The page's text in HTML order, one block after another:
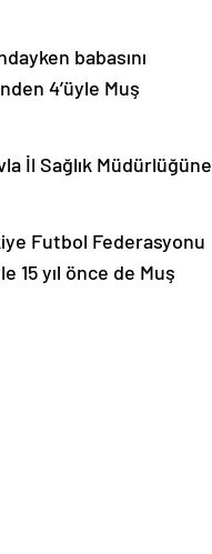
babasını
4’üyle Muş
İl Sağlık Müdürlüğüne
Futbol Federasyonu
15 yıl önce de Muş